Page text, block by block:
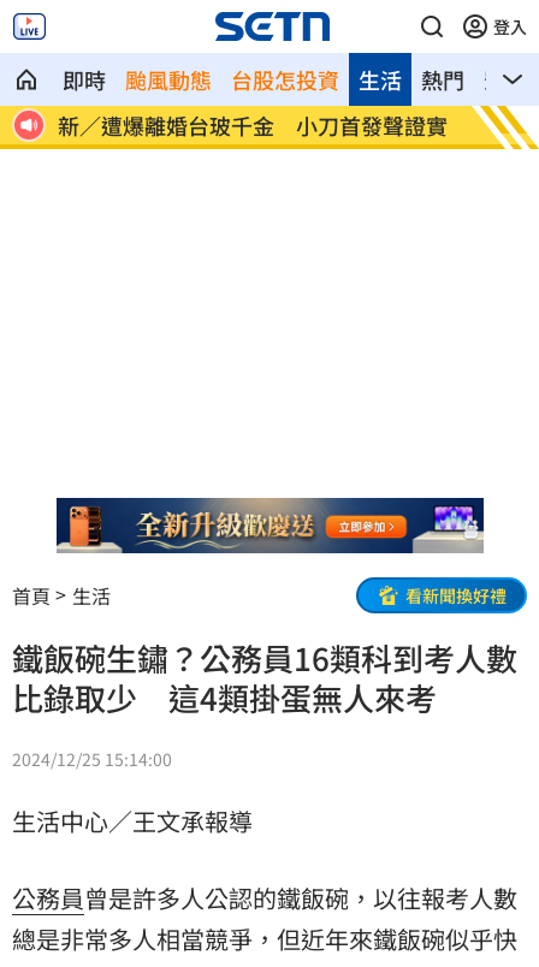
登入
即時 颱風動態 台股怎投資 熱門 影音
生活
碰
新／遭爆離婚台玻千金 小刀首發聲證實
白海
曝
首頁 生活 看新聞換好禮
鐵飯碗生鏽？公務員16類科到考人數
比錄取少 這4類掛蛋無人來考
2024/12/25 15:14:00
生活中心／王文承報導
公務員曾是許多人公認的鐵飯碗，以往報考人數
總是非常多人相當競爭，但近年來鐵飯碗似乎快